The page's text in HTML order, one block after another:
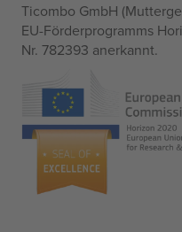
Ticombo GmbH
EU-Förderprogramms
Nr. 782393 anerkannt.